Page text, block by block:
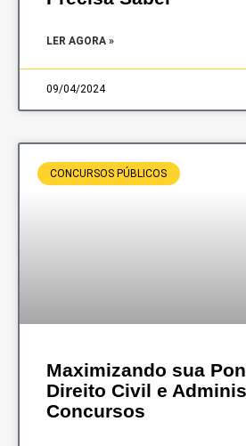
LER AGORA »
09/04/2024
CONCURSOS PÚBLICOS
Maximizando sua
Direito Civil e
Concursos